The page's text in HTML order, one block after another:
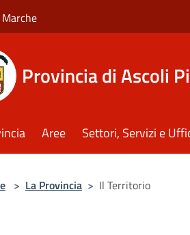
Provincia di Ascoli
Aree Settori, Servizi e
> La Provincia > Il Territorio